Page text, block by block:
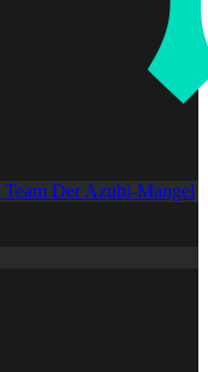
Team Der Azubi-Mangel